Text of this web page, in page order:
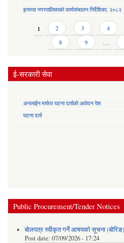
इनरुवा नगरपालिकाको कार्यसंचालन निर्देशिका, २०८२
Pages1 2 3 4
8
9 …
ई-सरकारी सेवा
अनलाईन मार्फत घटना दर्ताको आवेदन पेश
घटना दर्ता
Public Procurement/Tender Notices
बोलपत्र स्वीकृत गर्ने आषयको सूचना (बोरिङ)
Post date: 07/09/2026 - 17:24